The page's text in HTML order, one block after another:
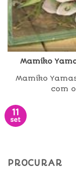
Mamiko
Mamiko
com
11
set
PROCURAR